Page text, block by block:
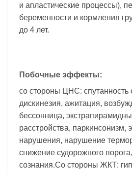
и апластические процессы),
беременности и кормления
до 4 лет.
Побочные эффекты:
со стороны ЦНС: спутанность
дискинезия, ажитация,
бессонница,
расстройства, паркинсонизм,
нарушения, нарушение
снижение судорожного
сознания.Со стороны ЖКТ: